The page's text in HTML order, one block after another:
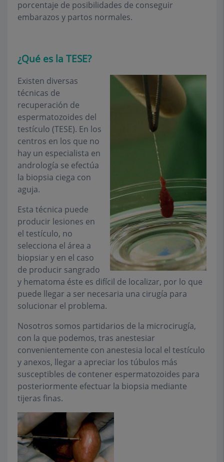
porcentaje de posibilidades de conseguir
embarazos y partos normales.
¿Qué es la TESE?
Existen diversas
técnicas de
recuperación de
espermatozoides del
testículo (TESE). En los
centros en los que no
hay un especialista en
andrología se efectúa
la biopsia ciega con
aguja.
Esta técnica puede
producir lesiones en
el testículo, no
selecciona el área a
biopsiar y en el caso
de producir sangrado
y hematoma éste es difícil de localizar, por lo que
puede llegar a ser necesaria una cirugía para
solucionar el problema.
Nosotros somos partidarios de la microcirugía,
con la que podemos, tras anestesiar
convenientemente con anestesia local el testículo
y anexos, llegar a apreciar los túbulos más
susceptibles de contener espermatozoides para
posteriormente efectuar la biopsia mediante
tijeras finas.